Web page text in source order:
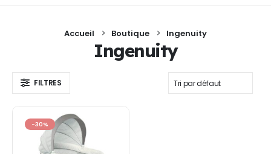
Accueil Boutique Ingenuity
Ingenuity
FILTRES
-30%